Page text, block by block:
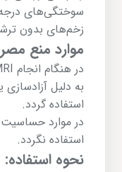
سوختگی‌های
زخم‌های بدون
موارد منع
در هنگام انجام MRI استفاده نشود.
به دلیل آزادسازی
استفاده گردد.
در موارد حساسیت
استفاده نگردد.
نحوه استفاده: